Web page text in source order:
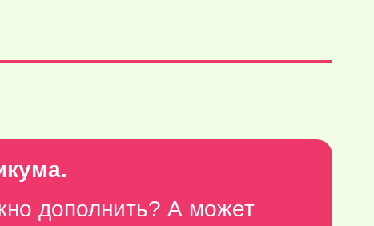
дополнить? А может